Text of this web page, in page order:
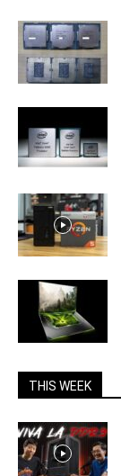
THIS WEEK